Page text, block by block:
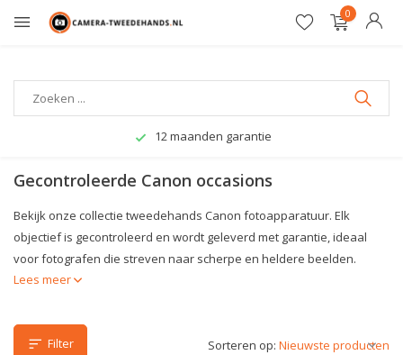
0
12 maanden garantie
Gecontroleerde Canon occasions
Bekijk onze collectie tweedehands Canon fotoapparatuur. Elk
objectief is gecontroleerd en wordt geleverd met garantie, ideaal
voor fotografen die streven naar scherpe en heldere beelden.
Lees meer
Filter Sorteren op: